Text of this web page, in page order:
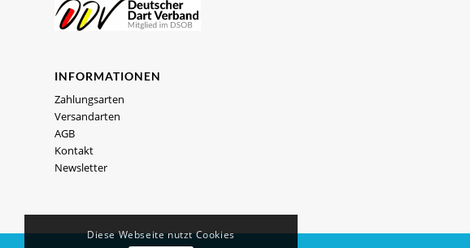
INFORMATIONEN
Zahlungsarten
Versandarten
AGB
Kontakt
Newsletter
Diese Webseite nutzt Cookies